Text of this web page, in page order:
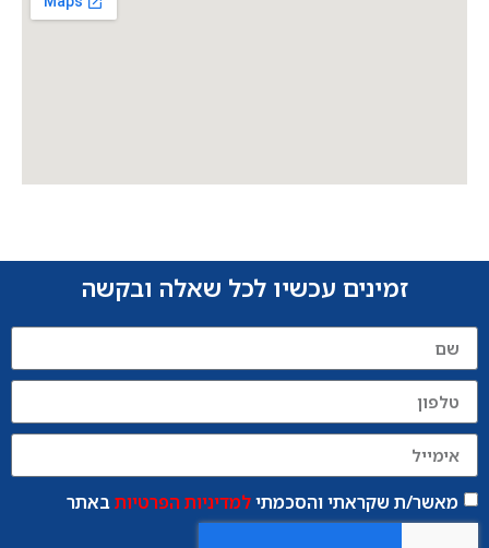
זמינים עכשיו לכל שאלה ובקשה
מאשר/ת שקראתי והסכמתילמדיניות הפרטיותבאתר